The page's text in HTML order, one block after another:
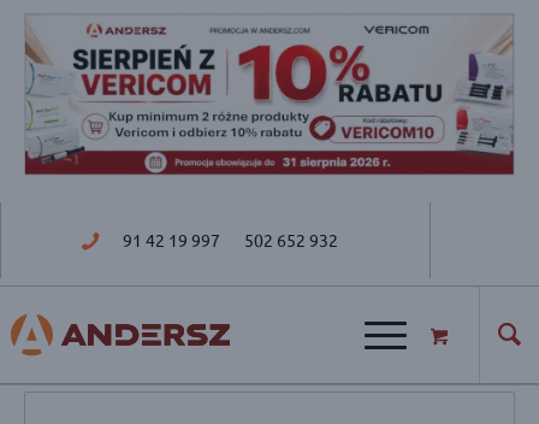
91 42 19 997 502 652 932